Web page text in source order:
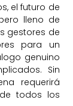
el futuro de
lleno de
gestores de
para un
genuino
Sin
requerirá
todos los